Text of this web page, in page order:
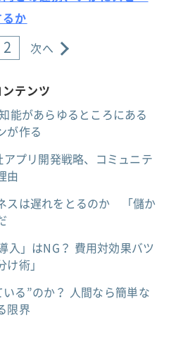
か
2 次へ
テンツ
能があらゆるところにある
が作る
プリ開発戦略、コミュニテ
由
スは遅れをとるのか 「儲か
」はNG？ 費用対効果バツ
術」
る”のか？ 人間なら簡単な
限界